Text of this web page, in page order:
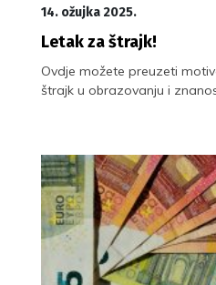
14. ožujka 2025.
Letak za štrajk!
Ovdje možete preuzeti
štrajk u obrazovanju i